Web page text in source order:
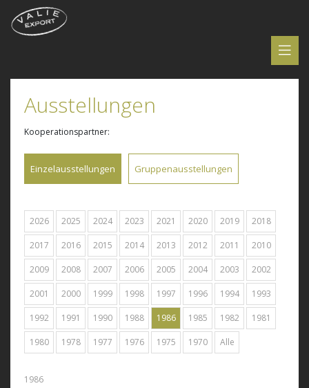
Ausstellungen
Kooperationspartner:
Einzelausstellungen Gruppenausstellungen
2026 2025 2024 2023 2021 2020 2019 2018
2017 2016 2015 2014 2013 2012 2011 2010
2009 2008 2007 2006 2005 2004 2003 2002
2001 2000 1999 1998 1997 1996 1994 1993
1992 1991 1990 1988 1986 1985 1982 1981
1980 1978 1977 1976 1975 1970 Alle
1986